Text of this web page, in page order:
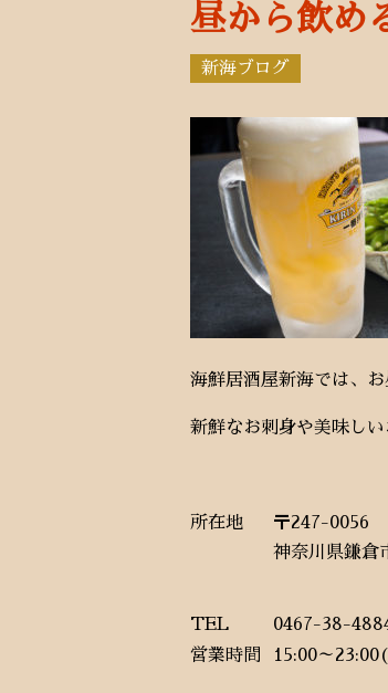
昼から飲め
新海ブログ
海鮮居酒屋新海では、
新鮮なお刺身や美味し
所在地
〒247-0056
神奈川県鎌
TEL
0467-38-
営業時間
15:00～